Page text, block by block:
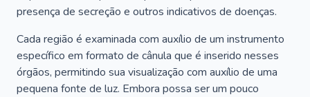
presença de secreção e outros indicativos de doenças.
Cada região é examinada com auxílio de um instrumento
específico em formato de cânula que é inserido nesses
órgãos, permitindo sua visualização com auxílio de uma
pequena fonte de luz. Embora possa ser um pouco